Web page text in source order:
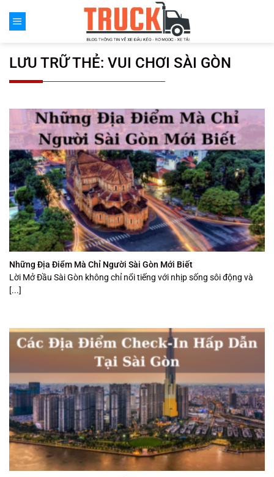
đến
LƯU TRỮ THẺ: VUI CHƠI SÀI GÒN
Những Địa Điểm Mà Chỉ Người Sài Gòn Mới Biết
Lời Mở Đầu Sài Gòn không chỉ nổi tiếng với nhịp sống sôi động và
[...]